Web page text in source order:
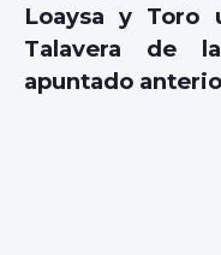
Loaysa y Toro
Talavera de
apuntado